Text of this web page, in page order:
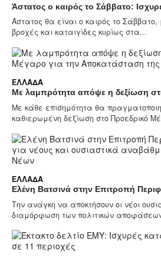
Άστατος ο καιρός το Σάββατο:
Άστατος θα είναι ο καιρός το Σάββατο,
βροχές και καταιγίδες κυρίως στα...
ΕΛΛΆΔΑ
Με λαμπρότητα απόψε η δεξίωση
Με κάθε επισημότητα θα
καθιερωμένη δεξίωση στο Προεδρικό
ΕΛΛΆΔΑ
Ελένη Βατσινά στην Επιτροπή
Την ανάγκη να αποκτήσουν οι νέοι
διαμόρφωση των πολιτικών